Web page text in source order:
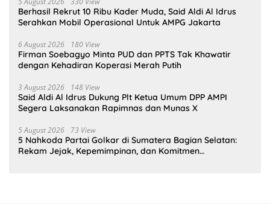
Berhasil Rekrut 10 Ribu Kader Muda, Said Aldi Al Idrus
Serahkan Mobil Operasional Untuk AMPG Jakarta
6 August 2026 180 View
Firman Soebagyo Minta PUD dan PPTS Tak Khawatir
dengan Kehadiran Koperasi Merah Putih
3 August 2026 148 View
Said Aldi Al Idrus Dukung Plt Ketua Umum DPP AMPI
Segera Laksanakan Rapimnas dan Munas X
5 August 2026 73 View
5 Nahkoda Partai Golkar di Sumatera Bagian Selatan:
Rekam Jejak, Kepemimpinan, dan Komitmen